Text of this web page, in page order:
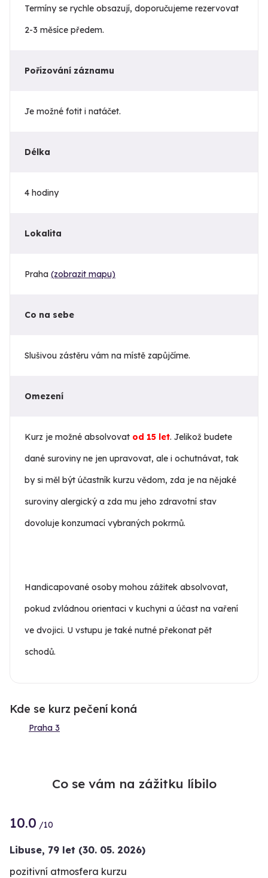
Termíny se rychle obsazují, doporučujeme rezervovat
2-3 měsíce předem.
Pořizování záznamu
Je možné fotit i natáčet.
Délka
4 hodiny
Lokalita
Praha (zobrazit mapu)
Co na sebe
Slušivou zástěru vám na místě zapůjčíme.
Omezení
Kurz je možné absolvovat od 15 let. Jelikož budete
dané suroviny ne jen upravovat, ale i ochutnávat, tak
by si měl být účastník kurzu vědom, zda je na nějaké
suroviny alergický a zda mu jeho zdravotní stav
dovoluje konzumací vybraných pokrmů.
Handicapované osoby mohou zážitek absolvovat,
pokud zvládnou orientaci v kuchyni a účast na vaření
ve dvojici. U vstupu je také nutné překonat pět
schodů.
Kde se kurz pečení koná
Praha 3
Co se vám na zážitku líbilo
10.0 /10
Libuse, 79 let (30. 05. 2026)
pozitivní atmosfera kurzu